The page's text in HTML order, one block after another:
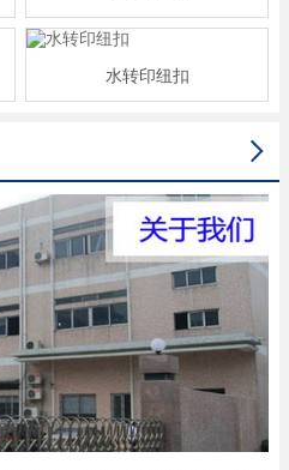
水转印纽扣
